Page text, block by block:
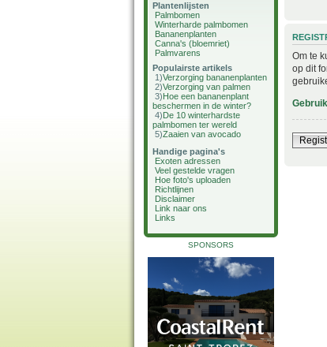
Plantenlijsten
Palmbomen
Winterharde palmbomen
Bananenplanten
Canna's (bloemriet)
Palmvarens
Populairste artikels
1)Verzorging bananenplanten
2)Verzorging van palmen
3)Hoe een bananenplant
beschermen in de winter?
4)De 10 winterhardste
palmbomen ter wereld
5)Zaaien van avocado
Handige pagina's
Exoten adressen
Veel gestelde vragen
Hoe foto's uploaden
Richtlijnen
Disclaimer
Link naar ons
Links
SPONSORS
Om te
op dit